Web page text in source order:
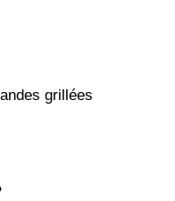
grillées